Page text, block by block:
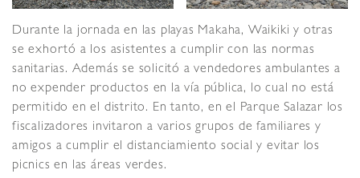
Durante la jornada en las playas Makaha, Waikiki y otras
se exhortó a los asistentes a cumplir con las normas
sanitarias. Además se solicitó a vendedores ambulantes a
no expender productos en la vía pública, lo cual no está
permitido en el distrito. En tanto, en el Parque Salazar los
fiscalizadores invitaron a varios grupos de familiares y
amigos a cumplir el distanciamiento social y evitar los
picnics en las áreas verdes.